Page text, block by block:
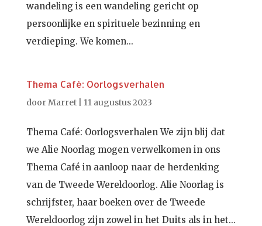
wandeling is een wandeling gericht op
persoonlijke en spirituele bezinning en
verdieping. We komen...
Thema Café: Oorlogsverhalen
doorMarret| 11 augustus 2023
Thema Café: Oorlogsverhalen We zijn blij dat
we Alie Noorlag mogen verwelkomen in ons
Thema Café in aanloop naar de herdenking
van de Tweede Wereldoorlog. Alie Noorlag is
schrijfster, haar boeken over de Tweede
Wereldoorlog zijn zowel in het Duits als in het...